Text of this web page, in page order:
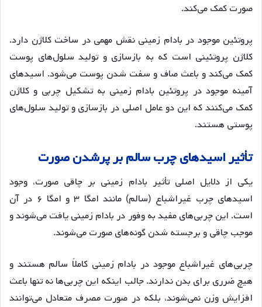
صورت کمک می‌کند.
پروتئین موجود در بادام زمینی نقش مهمی در ساخت کلاژن دارد.
کلاژن پروتئینی است که به بازسازی و تولید سلول‌های پوست
کمک می‌کند و باعث صاف و سفت شدن پوست می‌شود. اسیدهای
آمینه موجود در پروتئین بادام زمینی به تشکیل چربی و کلاژن
کمک می‌کنند که این دو عامل اصلی در بازسازی و تولید سلول‌های
پوستی هستند.
تأثیراسیدهایچربسالمبرپرشدنصورت
یکی از دلایل اصلی تأثیر بادام زمینی بر چاقی صورت، وجود
اسیدهای چرب غیراشباع (سالم) مانند امگا ۳ و امگا ۶ در آن
است. این چربی‌های مفید به وفور در بادام زمینی یافت می‌شوند و
موجب چاقی و برجسته شدن گونه‌های صورت می‌شوند.
چربی‌های غیراشباع موجود در بادام زمینی کاملاً سالم هستند و
هیچ ضرری برای بدن ندارند. جالب اینکه این چربی‌ها نه تنها باعث
افزایش وزن نمی‌شوند، بلکه در صورت مصرف متعادل می‌توانند